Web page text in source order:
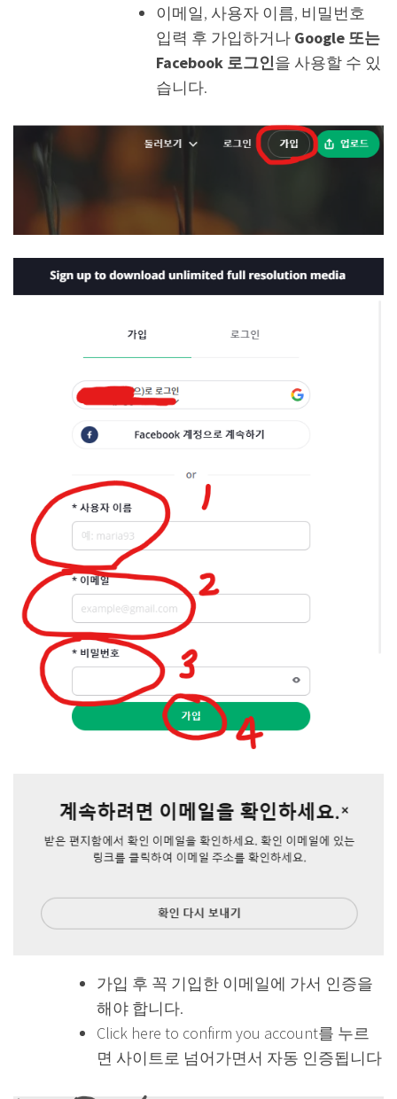
이메일, 사용자 이름, 비밀번호
입력 후 가입하거나 Google 또는
Facebook 로그인을 사용할 수 있
습니다.
가입 후 꼭 기입한 이메일에 가서 인증을
해야 합니다.
Click here to confirm you account를 누르
면 사이트로 넘어가면서 자동 인증됩니다